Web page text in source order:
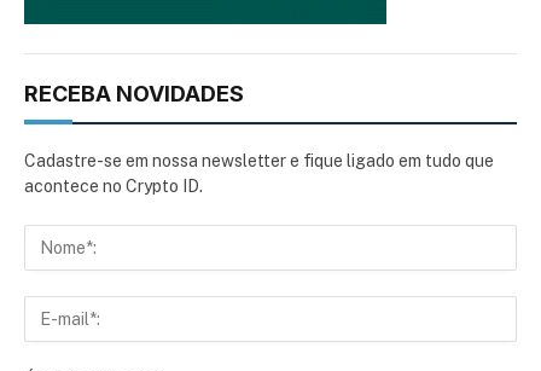
RECEBA NOVIDADES
Cadastre-se em nossa newsletter e fique ligado em tudo que
acontece no Crypto ID.